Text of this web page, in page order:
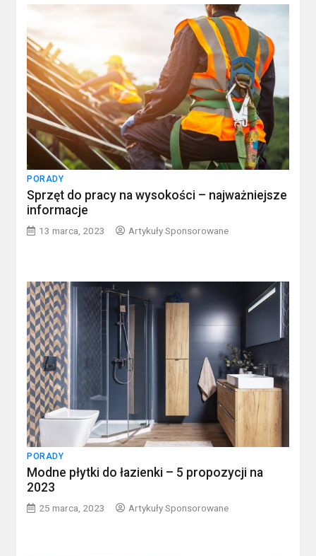
PORADY
Sprzęt do pracy na wysokości – najważniejsze
informacje
13 marca, 2023 Artykuły Sponsorowane
PORADY
Modne płytki do łazienki – 5 propozycji na
2023
25 marca, 2023 Artykuły Sponsorowane